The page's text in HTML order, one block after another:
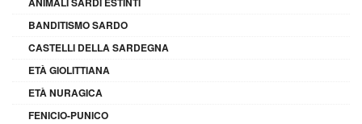
BANDITISMO SARDO
CASTELLI DELLA SARDEGNA
ETÀ GIOLITTIANA
ETÀ NURAGICA
FENICIO-PUNICO